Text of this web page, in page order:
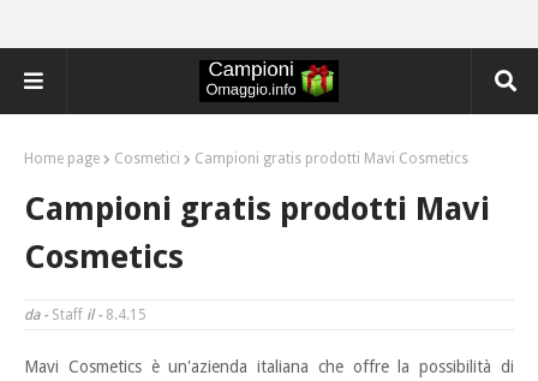
Home page Cosmetici Campioni gratis prodotti Mavi Cosmetics
Campioni gratis prodotti Mavi
Cosmetics
da - Staff il - 8.4.15
Mavi Cosmetics è un'azienda italiana che offre la possibilità di